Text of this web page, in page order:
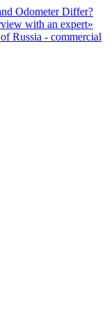
Odometer Differ?
with an expert»
Russia - commercial